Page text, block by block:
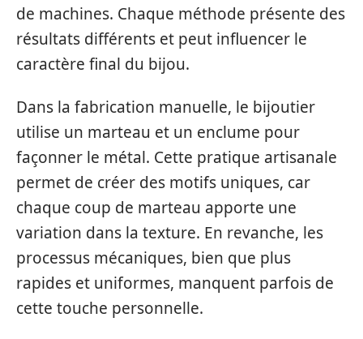
de machines. Chaque méthode présente des
résultats différents et peut influencer le
caractère final du bijou.
Dans la fabrication manuelle, le bijoutier
utilise un marteau et un enclume pour
façonner le métal. Cette pratique artisanale
permet de créer des motifs uniques, car
chaque coup de marteau apporte une
variation dans la texture. En revanche, les
processus mécaniques, bien que plus
rapides et uniformes, manquent parfois de
cette touche personnelle.